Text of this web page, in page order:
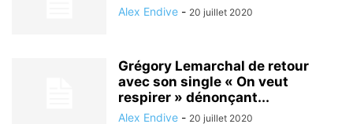
Alex Endive - 20 juillet 2020
Grégory Lemarchal de retour
avec son single « On veut
respirer » dénonçant...
Alex Endive - 20 juillet 2020